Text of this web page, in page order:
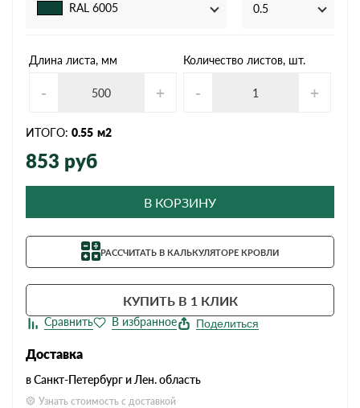
RAL 6005 0.5
Длина листа, мм
- +
Количество листов, шт.
- +
ИТОГО: 0.55 м2
853 руб
В КОРЗИНУ
РАССЧИТАТЬ В КАЛЬКУЛЯТОРЕ КРОВЛИ
КУПИТЬ В 1 КЛИК
Поделиться
Доставка
в Санкт-Петербург и Лен. область
Узнать стоимость с доставкой